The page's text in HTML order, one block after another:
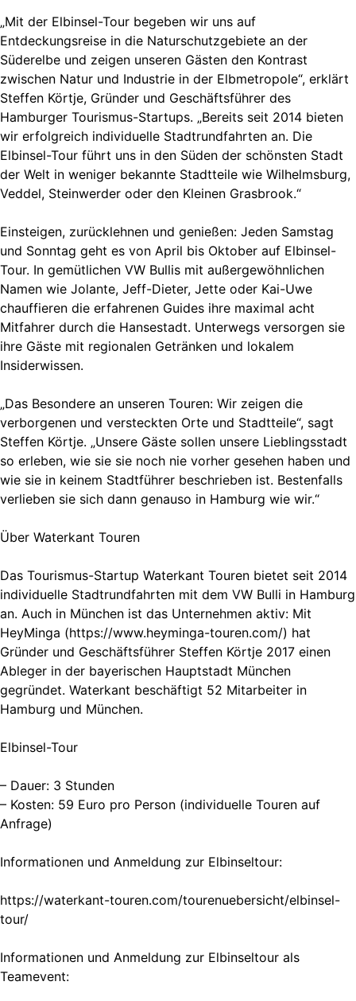
„Mit der Elbinsel-Tour begeben wir uns auf
Entdeckungsreise in die Naturschutzgebiete an der
Süderelbe und zeigen unseren Gästen den Kontrast
zwischen Natur und Industrie in der Elbmetropole“, erklärt
Steffen Körtje, Gründer und Geschäftsführer des
Hamburger Tourismus-Startups. „Bereits seit 2014 bieten
wir erfolgreich individuelle Stadtrundfahrten an. Die
Elbinsel-Tour führt uns in den Süden der schönsten Stadt
der Welt in weniger bekannte Stadtteile wie Wilhelmsburg,
Veddel, Steinwerder oder den Kleinen Grasbrook.“
Einsteigen, zurücklehnen und genießen: Jeden Samstag
und Sonntag geht es von April bis Oktober auf Elbinsel-
Tour. In gemütlichen VW Bullis mit außergewöhnlichen
Namen wie Jolante, Jeff-Dieter, Jette oder Kai-Uwe
chauffieren die erfahrenen Guides ihre maximal acht
Mitfahrer durch die Hansestadt. Unterwegs versorgen sie
ihre Gäste mit regionalen Getränken und lokalem
Insiderwissen.
„Das Besondere an unseren Touren: Wir zeigen die
verborgenen und versteckten Orte und Stadtteile“, sagt
Steffen Körtje. „Unsere Gäste sollen unsere Lieblingsstadt
so erleben, wie sie sie noch nie vorher gesehen haben und
wie sie in keinem Stadtführer beschrieben ist. Bestenfalls
verlieben sie sich dann genauso in Hamburg wie wir.“
Über Waterkant Touren
Das Tourismus-Startup Waterkant Touren bietet seit 2014
individuelle Stadtrundfahrten mit dem VW Bulli in Hamburg
an. Auch in München ist das Unternehmen aktiv: Mit
HeyMinga (https://www.heyminga-touren.com/) hat
Gründer und Geschäftsführer Steffen Körtje 2017 einen
Ableger in der bayerischen Hauptstadt München
gegründet. Waterkant beschäftigt 52 Mitarbeiter in
Hamburg und München.
Elbinsel-Tour
– Dauer: 3 Stunden
– Kosten: 59 Euro pro Person (individuelle Touren auf
Anfrage)
Informationen und Anmeldung zur Elbinseltour:
https://waterkant-touren.com/tourenuebersicht/elbinsel-
tour/
Informationen und Anmeldung zur Elbinseltour als
Teamevent: